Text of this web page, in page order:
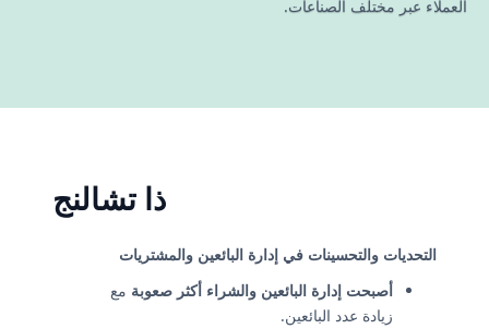
العملاء عبر مختلف الصناعات.
ذا تشالنج
التحديات والتحسينات في إدارة البائعين والمشتريات
أصبحت إدارة البائعين والشراء أكثر صعوبة مع
زيادة عدد البائعين.